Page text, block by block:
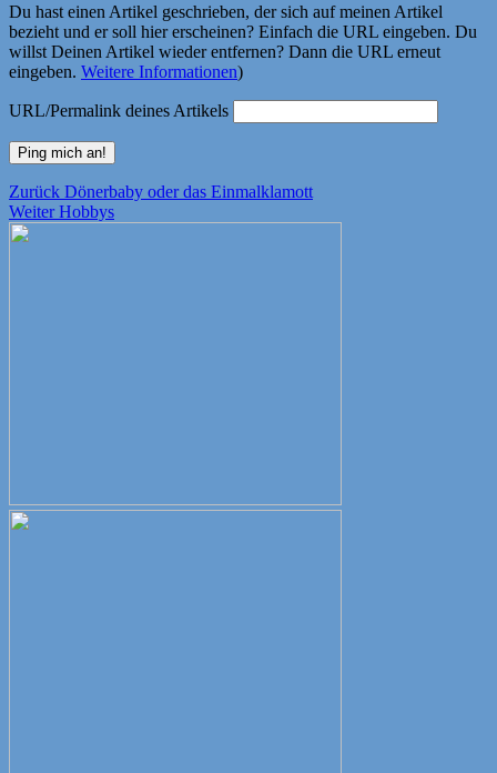
Du hast einen Artikel geschrieben, der sich auf meinen Artikel
bezieht und er soll hier erscheinen? Einfach die URL eingeben. Du
willst Deinen Artikel wieder entfernen? Dann die URL erneut
eingeben. Weitere Informationen)
URL/Permalink deines Artikels
Beitragsnavigation
Zurück Vorheriger
Beitrag:
Dönerbaby oder das Einmalklamott
Weiter Nächster
Hobbys